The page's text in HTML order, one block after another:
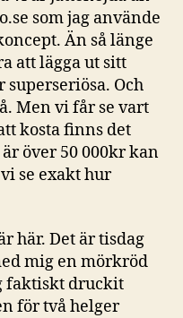
som jag använde
Än så länge
att lägga ut sitt
superseriösa. Och
Men vi får se vart
kosta finns det
över 50 000kr kan
se exakt hur
här. Det är tisdag
mig en mörkröd
faktiskt druckit
för två helger